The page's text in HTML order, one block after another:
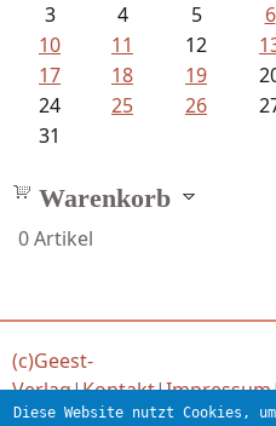
3
4 5 6
10
11 12
17
18 19
24
25 26
31
Warenkorb
0Artikel
(c)Geest-
Verlag|Kontakt|Impressum
Diese Website nutzt Cookies,